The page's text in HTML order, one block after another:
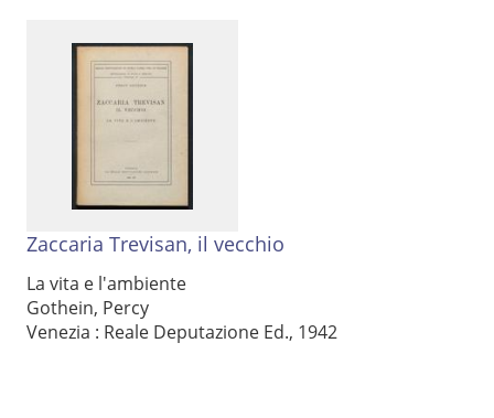
Zaccaria Trevisan, il vecchio
La vita e l'ambiente
Gothein, Percy
Venezia : Reale Deputazione Ed., 1942